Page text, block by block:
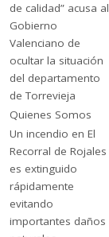
de calidad” acusa al
Gobierno
Valenciano de
ocultar la situación
del departamento
de Torrevieja
Quienes Somos
Un incendio en El
Recorral de Rojales
es extinguido
rápidamente
evitando
importantes daños